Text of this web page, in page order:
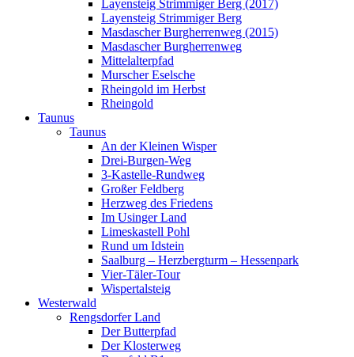
Layensteig Strimmiger Berg (2017)
Layensteig Strimmiger Berg
Masdascher Burgherrenweg (2015)
Masdascher Burgherrenweg
Mittelalterpfad
Murscher Eselsche
Rheingold im Herbst
Rheingold
Taunus
Taunus
An der Kleinen Wisper
Drei-Burgen-Weg
3-Kastelle-Rundweg
Großer Feldberg
Herzweg des Friedens
Im Usinger Land
Limeskastell Pohl
Rund um Idstein
Saalburg – Herzbergturm – Hessenpark
Vier-Täler-Tour
Wispertalsteig
Westerwald
Rengsdorfer Land
Der Butterpfad
Der Klosterweg